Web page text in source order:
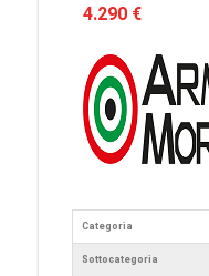
4.290 €
Categoria
Sottocategoria